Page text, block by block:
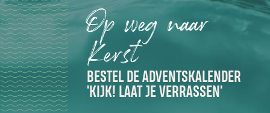
Op weg naar
Kerst
BESTEL DE ADVENTSKALENDER
'KIJK! LAAT JE VERRASSEN'